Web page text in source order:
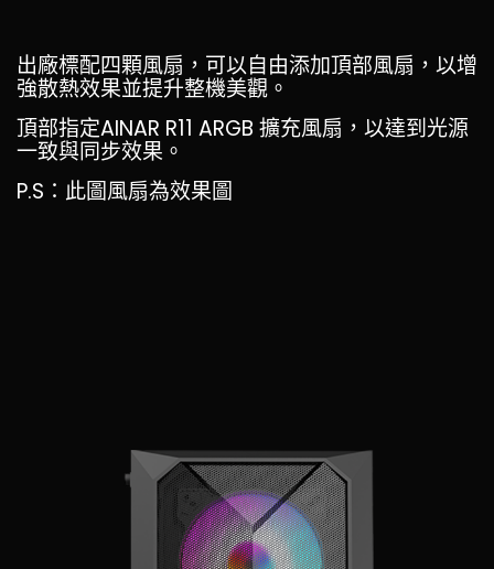
出廠標配四顆風扇，可以自由添加頂部風扇，以增
強散熱效果並提升整機美觀。
頂部指定AINAR R11 ARGB 擴充風扇，以達到光源
一致與同步效果。
P.S：此圖風扇為效果圖